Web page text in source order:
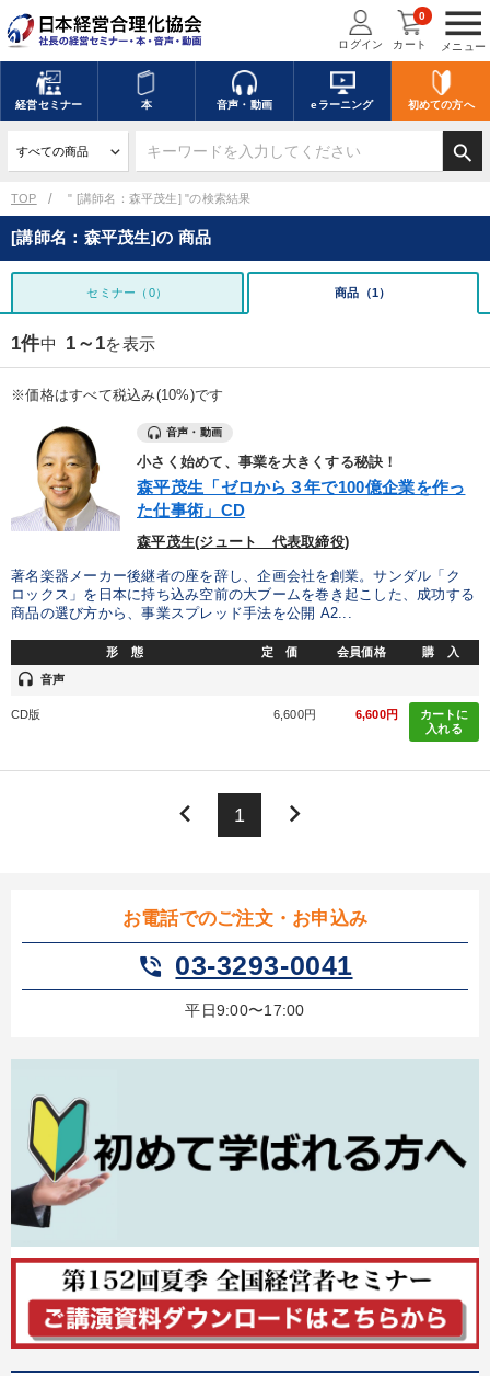
menu
メニュー
ログイン カート
0
経営セミナー 本 音声・動画 eラーニング 初めての方へ
search
TOP " [講師名：森平茂生] "の検索結果
お電話でのご注文・お申込み
phone_in_talk 03-3293-0041
平日9:00〜17:00
[講師名：森平茂生]の 商品
セミナー（0） 商品（1）
1件中 1～1を表示
※価格はすべて税込み(10%)です
音声・動画
小さく始めて、事業を大きくする秘訣！
森平茂生「ゼロから３年で100億企業を作っ
た仕事術」CD
森平茂生(ジュート 代表取締役)
著名楽器メーカー後継者の座を辞し、企画会社を創業。サンダル「ク
ロックス」を日本に持ち込み空前の大ブームを巻き起こした、成功する
商品の選び方から、事業スプレッド手法を公開 A2...
形 態 定 価 会員価格 購 入
headset 音声
CD版 6,600円 6,600円
カートに
入れる
keyboard_arrow_left 1 keyboard_arrow_right